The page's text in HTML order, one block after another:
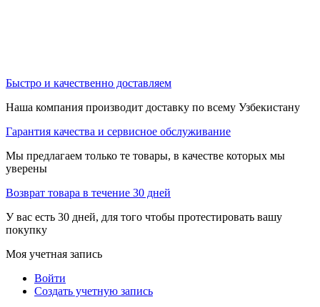
Быстро и качественно доставляем
Наша компания производит доставку по всему Узбекистану
Гарантия качества и сервисное обслуживание
Мы предлагаем только те товары, в качестве которых мы
уверены
Возврат товара в течение 30 дней
У вас есть 30 дней, для того чтобы протестировать вашу
покупку
Моя учетная запись
Войти
Создать учетную запись